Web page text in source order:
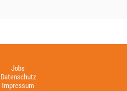
Jobs
Datenschutz
Impressum